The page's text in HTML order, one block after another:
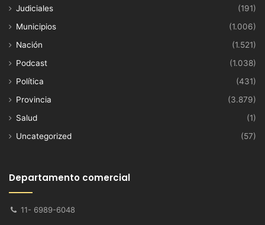
Judiciales
(191)
Municipios
(1.006)
Nación
(1.521)
Podcast
(1.038)
Política
(431)
Provincia
(3.879)
Salud
(1)
Uncategorized
(57)
Departamento comercial
11- 6989-6048